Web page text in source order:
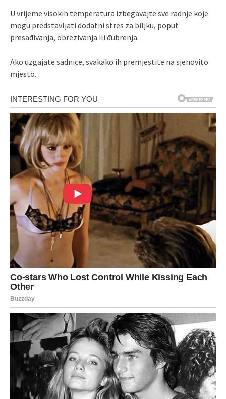
U vrijeme visokih temperatura izbegavajte sve radnje koje
mogu predstavljati dodatni stres za biljku, poput
presađivanja, obrezivanja ili đubrenja.
Ako uzgajate sadnice, svakako ih premjestite na sjenovito
mjesto.